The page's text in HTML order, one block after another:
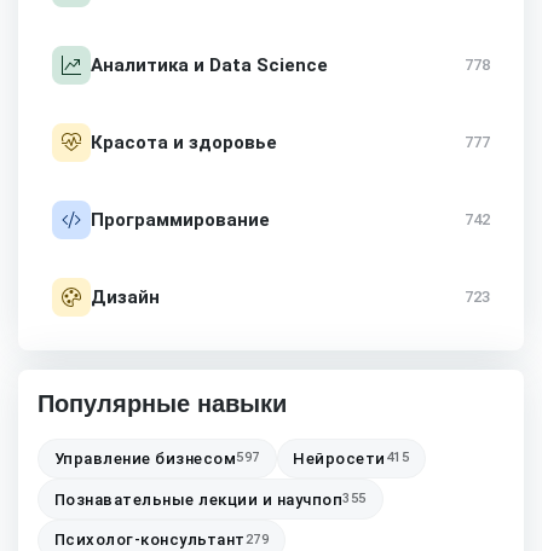
Аналитика и Data Science 778
Красота и здоровье 777
Программирование 742
Дизайн 723
Популярные навыки
Управление бизнесом597 Нейросети 415
Познавательные лекции и научпоп355
Психолог-консультант279